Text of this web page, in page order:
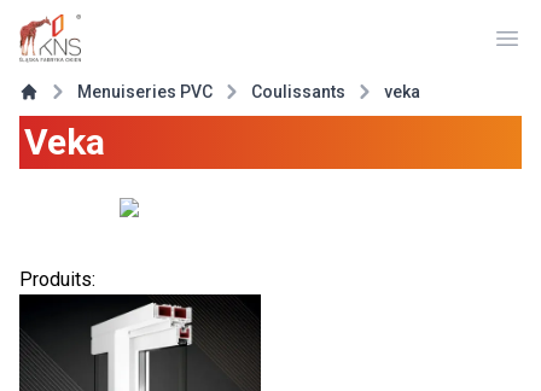
Menuiseries PVC Coulissants veka
Veka
Produits: